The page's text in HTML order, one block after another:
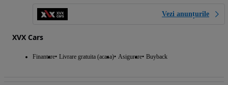
Vezi anunțurile
XVX Cars
Finantare Livrare gratuita (acasa) Asigurare Buyback